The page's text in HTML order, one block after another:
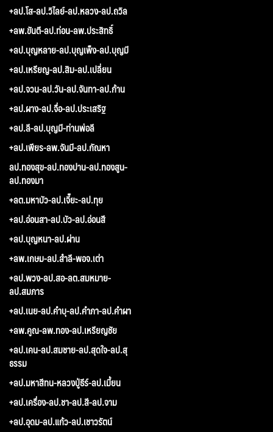
+ลป.โส-ลป.วิไลย์-ลป.หลวง-ลป.ถวิล
+ลพ.ขันตี-ลป.ท่อน-ลพ.ประสิทธิ์
+ลป.บุญหลาย-ลป.บุญเพ็ง-ลป.บุญมี
+ลป.เหรียญ-ลป.สิม-ลป.เปลี่ยน
+ลป.จวน-ลป.วัน-ลป.จันทา-ลป.ก้าน
+ลป.ผาง-ลป.จื่อ-ลป.ประเสริฐ
+ลป.ลี-ลป.บุญมี-ท่านพ่อลี
+ลป.เพียร-ลพ.จันมี-ลป.กัณหา
ลป.ทองสุข-ลป.ทองปาน-ลป.ทองสูน-
ลป.ทองมา
+ลต.มหาบัว-ลป.เจี๊ยะ-ลป.ทุย
+ลป.อ่อนสา-ลป.บัว-ลป.อ่อนสี
+ลป.บุญหนา-ลป.ผ่าน
+ลพ.เกษม-ลป.สำลี-พอจ.เต่า
+ลป.พวง-ลป.สอ-ลต.สมหมาย-
ลป.สมภาร
+ลป.เนย-ลป.คำบุ-ลป.คำภา-ลป.คำผา
+ลพ.คูณ-ลพ.ทอง-ลป.เหรียญชัย
+ลป.เคน-ลป.สมชาย-ลป.สุดใจ-ลป.สุ
ธรรม
+ลป.มหาสีทน-หลวงปู่ธีร์-ลป.เมี้ยน
+ลป.เครื่อง-ลป.ชา-ลป.สี-ลป.จาม
+ลป.อุดม-ลป.แก้ว-ลป.เชาวรัตน์